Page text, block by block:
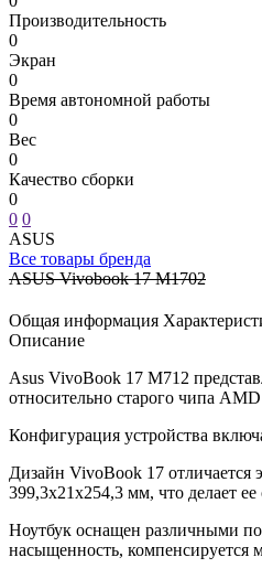
Производительность
0
Экран
0
Время автономной работы
0
Вес
0
Качество сборки
0
0 0
ASUS
Все товары бренда
ASUS Vivobook 17 M1702
Общая информация
Описание
Asus VivoBook 17 M712
относительно старого чипа
Конфигурация устройства
Дизайн VivoBook 17 отличается
399,3x21x254,3 мм, что делает
Ноутбук оснащен различными
насыщенность,